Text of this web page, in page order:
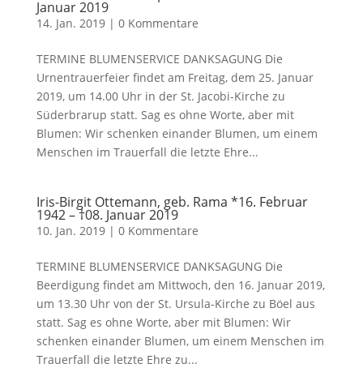
Januar 2019
14. Jan. 2019| 0 Kommentare
TERMINE BLUMENSERVICE DANKSAGUNG Die
Urnentrauerfeier findet am Freitag, dem 25. Januar
2019, um 14.00 Uhr in der St. Jacobi-Kirche zu
Süderbrarup statt. Sag es ohne Worte, aber mit
Blumen: Wir schenken einander Blumen, um einem
Menschen im Trauerfall die letzte Ehre...
Iris-Birgit Ottemann, geb. Rama *16. Februar
1942 – †08. Januar 2019
10. Jan. 2019| 0 Kommentare
TERMINE BLUMENSERVICE DANKSAGUNG Die
Beerdigung findet am Mittwoch, den 16. Januar 2019,
um 13.30 Uhr von der St. Ursula-Kirche zu Böel aus
statt. Sag es ohne Worte, aber mit Blumen: Wir
schenken einander Blumen, um einem Menschen im
Trauerfall die letzte Ehre zu...